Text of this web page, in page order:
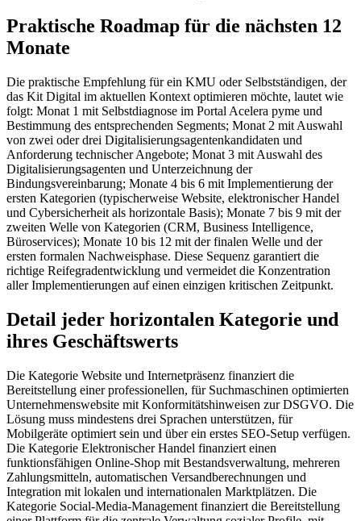
Praktische Roadmap für die nächsten 12
Monate
Die praktische Empfehlung für ein KMU oder Selbstständigen, der
das Kit Digital im aktuellen Kontext optimieren möchte, lautet wie
folgt: Monat 1 mit Selbstdiagnose im Portal Acelera pyme und
Bestimmung des entsprechenden Segments; Monat 2 mit Auswahl
von zwei oder drei Digitalisierungsagentenkandidaten und
Anforderung technischer Angebote; Monat 3 mit Auswahl des
Digitalisierungsagenten und Unterzeichnung der
Bindungsvereinbarung; Monate 4 bis 6 mit Implementierung der
ersten Kategorien (typischerweise Website, elektronischer Handel
und Cybersicherheit als horizontale Basis); Monate 7 bis 9 mit der
zweiten Welle von Kategorien (CRM, Business Intelligence,
Büroservices); Monate 10 bis 12 mit der finalen Welle und der
ersten formalen Nachweisphase. Diese Sequenz garantiert die
richtige Reifegradentwicklung und vermeidet die Konzentration
aller Implementierungen auf einen einzigen kritischen Zeitpunkt.
Detail jeder horizontalen Kategorie und
ihres Geschäftswerts
Die Kategorie Website und Internetpräsenz finanziert die
Bereitstellung einer professionellen, für Suchmaschinen optimierten
Unternehmenswebsite mit Konformitätshinweisen zur DSGVO. Die
Lösung muss mindestens drei Sprachen unterstützen, für
Mobilgeräte optimiert sein und über ein erstes SEO-Setup verfügen.
Die Kategorie Elektronischer Handel finanziert einen
funktionsfähigen Online-Shop mit Bestandsverwaltung, mehreren
Zahlungsmitteln, automatischen Versandberechnungen und
Integration mit lokalen und internationalen Marktplätzen. Die
Kategorie Social-Media-Management finanziert die Bereitstellung